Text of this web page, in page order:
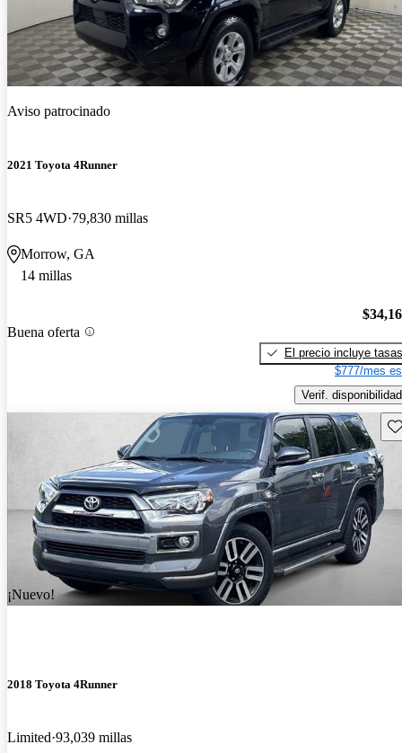
Aviso patrocinado
2021 Toyota 4Runner
SR5 4WD 79,830 millas
Morrow, GA
14 millas
Buena oferta
El precio incluye tasas
$777/mes
Verif. disponibilidad
¡Nuevo!
2018 Toyota 4Runner
Limited 93,039 millas